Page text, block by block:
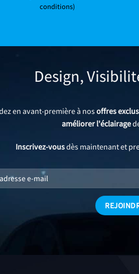
conditions)
Design,
en avant-première à nosoffres
améliorer l'éclairage
Inscrivez-vousdès maintenant et